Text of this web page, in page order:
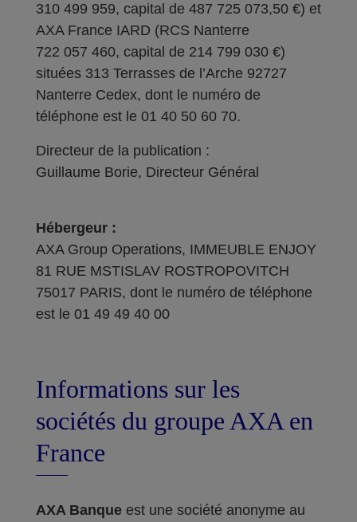
310 499 959, capital de 487 725 073,50 €) et
AXA France IARD (RCS Nanterre
722 057 460, capital de 214 799 030 €)
situées 313 Terrasses de l’Arche 92727
Nanterre Cedex, dont le numéro de
téléphone est le 01 40 50 60 70.
Directeur de la publication :
Guillaume Borie, Directeur Général
Hébergeur :
AXA Group Operations, IMMEUBLE ENJOY
81 RUE MSTISLAV ROSTROPOVITCH
75017 PARIS, dont le numéro de téléphone
est le 01 49 49 40 00
Informations sur les
sociétés du groupe AXA en
France
AXA Banque est une société anonyme au